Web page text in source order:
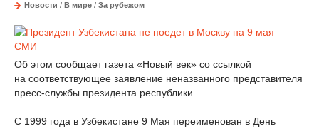
Новости / В мире / За рубежом
Об этом сообщает газета «Новый век» со ссылкой
на соответствующее заявление неназванного представителя
пресс-службы президента республики.
С 1999 года в Узбекистане 9 Мая переименован в День